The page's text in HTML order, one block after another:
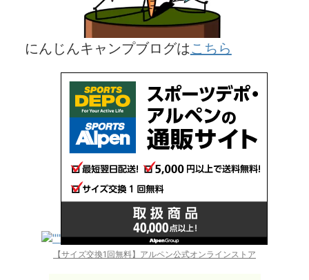
にんじんキャンプブログはこちら
【サイズ交換1回無料】アルペン公式オンラインストア